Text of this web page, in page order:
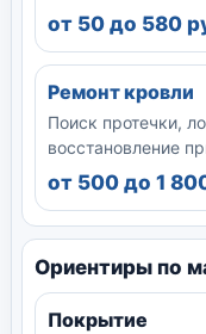
от 50 до 580
Ремонт кровли
Поиск протечки,
восстановление
от 500 до 1
Ориентиры по
Покрытие